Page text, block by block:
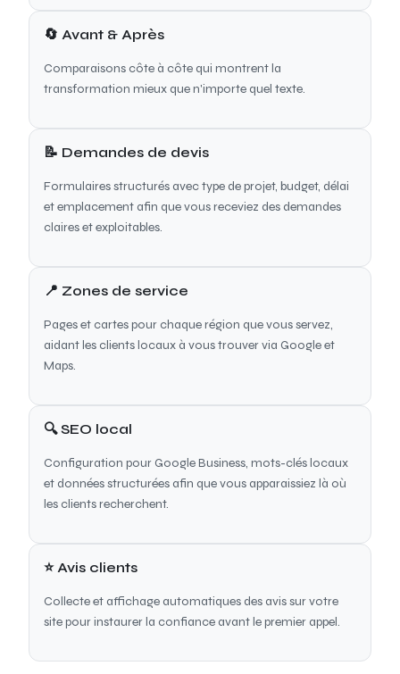
🔄 Avant & Après
Comparaisons côte à côte qui montrent la
transformation mieux que n'importe quel texte.
📝 Demandes de devis
Formulaires structurés avec type de projet, budget, délai
et emplacement afin que vous receviez des demandes
claires et exploitables.
📍 Zones de service
Pages et cartes pour chaque région que vous servez,
aidant les clients locaux à vous trouver via Google et
Maps.
🔍 SEO local
Configuration pour Google Business, mots-clés locaux
et données structurées afin que vous apparaissiez là où
les clients recherchent.
⭐ Avis clients
Collecte et affichage automatiques des avis sur votre
site pour instaurer la confiance avant le premier appel.